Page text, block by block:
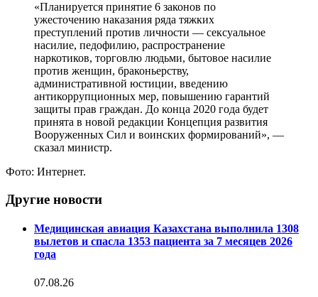
«Планируется принятие 6 законов по
ужесточению наказания ряда тяжких
преступлений против личности — сексуальное
насилие, педофилию, распространение
наркотиков, торговлю людьми, бытовое насилие
против женщин, браконьерству,
административной юстиции, введению
антикоррупционных мер, повышению гарантий
защиты прав граждан. До конца 2020 года будет
принята в новой редакции Концепция развития
Вооруженных Сил и воинских формирований», —
сказал министр.
Фото: Интернет.
Другие новости
Медицинская авиация Казахстана выполнила 1308
вылетов и спасла 1353 пациента за 7 месяцев 2026
года
07.08.26